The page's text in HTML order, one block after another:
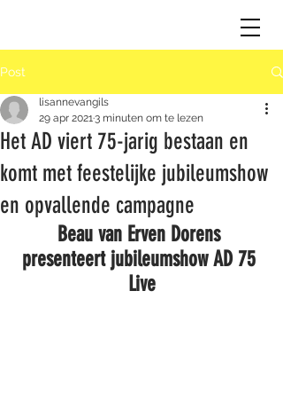
Post
Het AD viert 75-jarig bestaan en
komt met feestelijke jubileumshow
en opvallende campagne
lisannevangils
29 apr 20213 minuten om te lezen
Beau van Erven Dorens
presenteert jubileumshow AD 75
Live